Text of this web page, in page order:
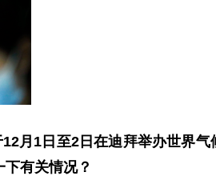
月1日至2日在迪拜举办世界气
有关情况？